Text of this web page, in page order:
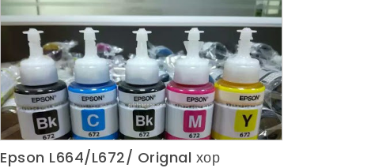
Харах
Epson L664/L672/ Orignal хор